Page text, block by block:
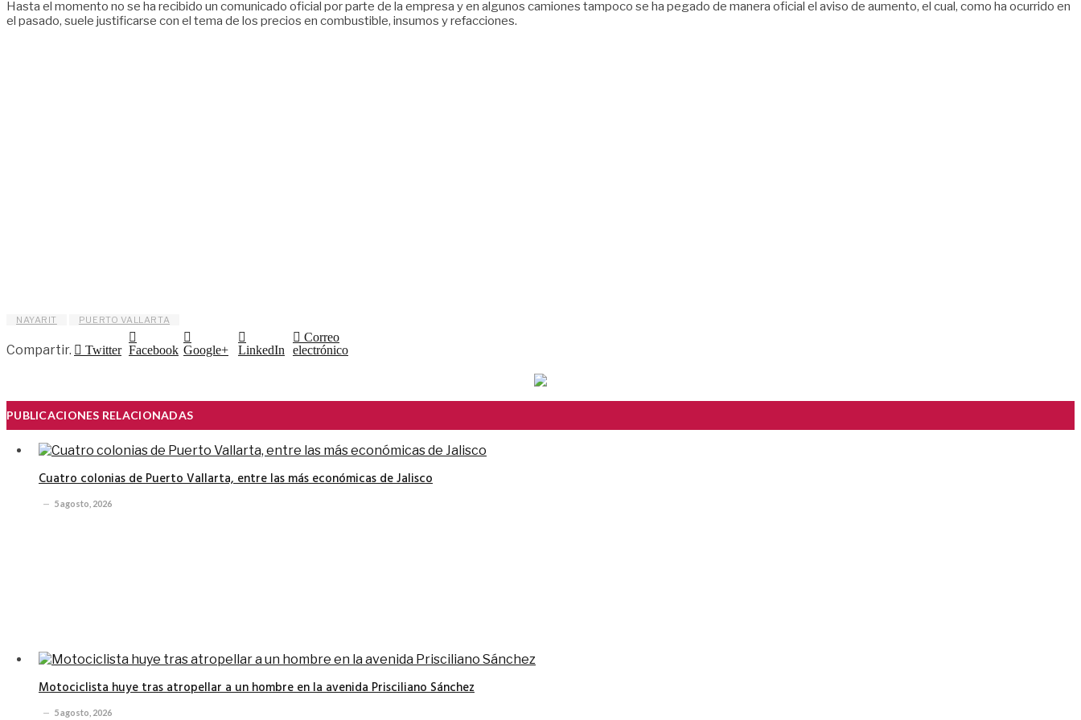
Hasta el momento no se ha recibido un comunicado oficial por parte de la empresa y en algunos camiones tampoco se ha pegado de manera oficial el aviso de aumento, el cual, como ha ocurrido en
el pasado, suele justificarse con el tema de los precios en combustible, insumos y refacciones.
NAYARIT PUERTO VALLARTA
Compartir. Twitter Facebook Google+ LinkedIn
Correo
electrónico
PUBLICACIONES RELACIONADAS
Cuatro colonias de Puerto Vallarta, entre las más económicas de Jalisco
5 agosto, 2026
Motociclista huye tras atropellar a un hombre en la avenida Prisciliano Sánchez
5 agosto, 2026